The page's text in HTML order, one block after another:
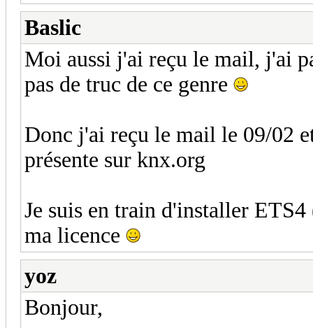
Baslic
Moi aussi j'ai reçu le mail, j'ai
pas de truc de ce genre
Donc j'ai reçu le mail le 09/02
présente sur knx.org
Je suis en train d'installer
ma licence
yoz
Bonjour,